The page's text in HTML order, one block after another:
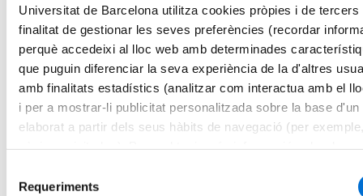
Universitat de Barcelona utilitza cookies pròpies i de tercers
finalitat de gestionar les seves preferències (recordar
perquè accedeixi al lloc web amb determinades
que puguin diferenciar la seva experiència de la d'altres
amb finalitats estadístics (analitzar com interactua amb el
i per a mostrar-li publicitat personalitzada sobre la base d'un
elaborat a partir dels seus hàbits de navegació (per
Requeriments
Empresa, Transformació i Sostenibilitat
Educació i Cultura
Activitat Física i Ciències de l'Esport
Cursos
Salut i Social
Farmàcia
Empresa, Transformació i Sostenibilitat
Educació i Cultura
Activitat Física i Ciències de l'Esport
Estudiar i viure a Barcelona